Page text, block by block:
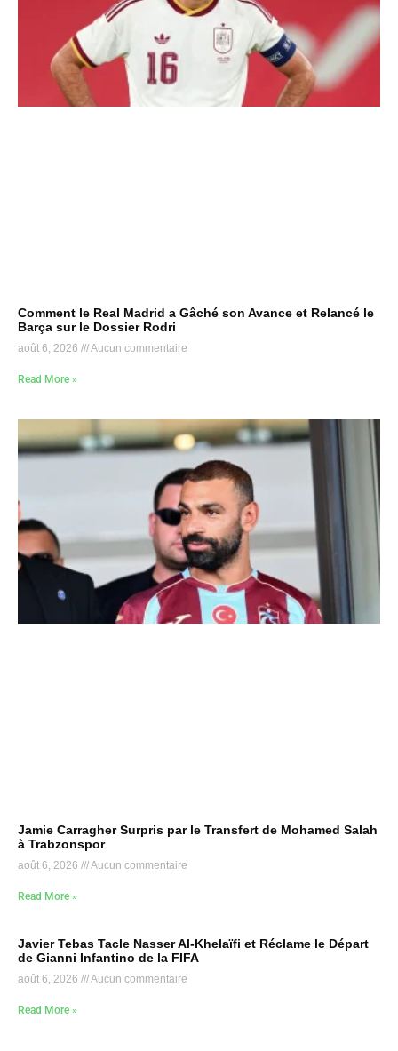
Comment le Real Madrid a Gâché son Avance et Relancé le
Barça sur le Dossier Rodri
août 6, 2026 Aucun commentaire
Read More »
Jamie Carragher Surpris par le Transfert de Mohamed Salah
à Trabzonspor
août 6, 2026 Aucun commentaire
Read More »
Javier Tebas Tacle Nasser Al-Khelaïfi et Réclame le Départ
de Gianni Infantino de la FIFA
août 6, 2026 Aucun commentaire
Read More »